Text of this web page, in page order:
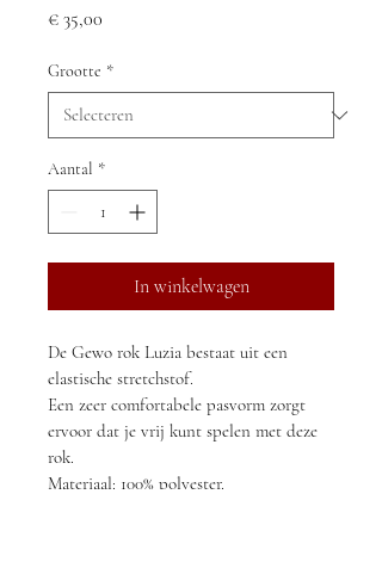
€ 35,00
Grootte *
Aantal *
In winkelwagen
De Gewo rok Luzia bestaat uit een
elastische stretchstof.
Een zeer comfortabele pasvorm zorgt
ervoor dat je vrij kunt spelen met deze
rok.
Materiaal: 100% polyester.